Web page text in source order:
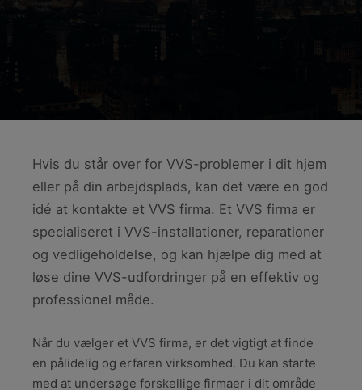
Hvis du står over for VVS-problemer i dit hjem
eller på din arbejdsplads, kan det være en god
idé at kontakte et VVS firma. Et VVS firma er
specialiseret i VVS-installationer, reparationer
og vedligeholdelse, og kan hjælpe dig med at
løse dine VVS-udfordringer på en effektiv og
professionel måde.
Når du vælger et VVS firma, er det vigtigt at finde
en pålidelig og erfaren virksomhed. Du kan starte
med at undersøge forskellige firmaer i dit område